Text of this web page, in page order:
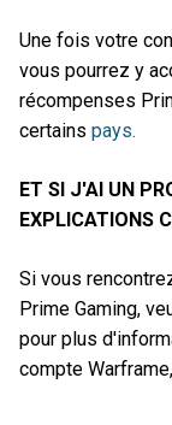
Une fois votre
vous pourrez y
récompenses
certains pays.
ET SI J'AI UN
EXPLICATIONS
Si vous
Prime Gaming,
pour plus
compte